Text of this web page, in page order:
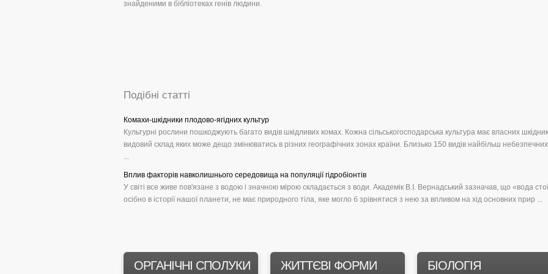
знайденими в бібліотеках генів людини.
Подібні статті
Комахи-шкідники плодово-ягідних культур
Культурні рослини пошкоджують багато видів шкідливих комах. Кожна сільськогосподарська культура має власних
видовий склад яких може дещо змінюватись в різних географічних зонах країни. Близько 150 видів найбільш
...
Вплив факторів навколишнього середовища на популяції гідробіонтів
У світі все живе пов'язане з водою і значною мірою складається з води. Академік В.І. Вернадський зазначав, що «вода
осібно в історії нашої планети, не має природного тіла, яке могло б зрівнятися з нею за впливом на хід основних прир ...
ОРГАНІЧНІ СПОЛУКИ
ЖИТТЄВІ ФОРМИ
БІОЛОГІЯ